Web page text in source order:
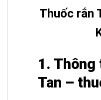
Thuốc rắn
1. Thông
Tan –